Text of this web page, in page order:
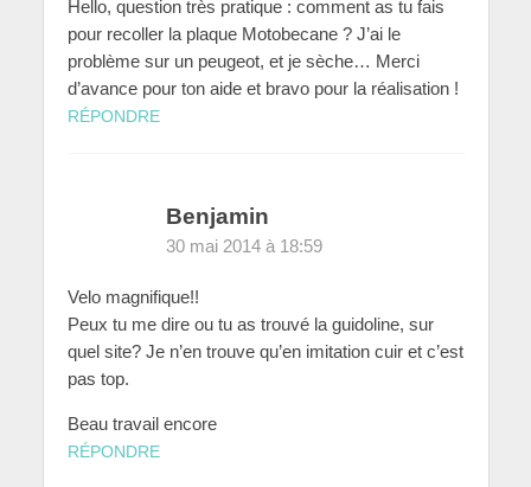
Hello, question très pratique : comment as tu fais
pour recoller la plaque Motobecane ? J’ai le
problème sur un peugeot, et je sèche… Merci
d’avance pour ton aide et bravo pour la réalisation !
RÉPONDRE
Benjamin
30 mai 2014 à 18:59
Velo magnifique!!
Peux tu me dire ou tu as trouvé la guidoline, sur
quel site? Je n’en trouve qu’en imitation cuir et c’est
pas top.
Beau travail encore
RÉPONDRE